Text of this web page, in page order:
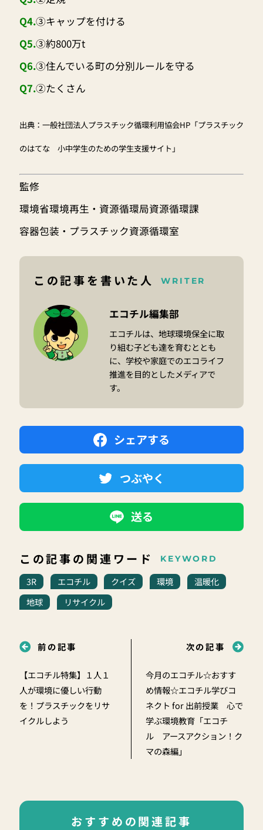
Q4.③キャップを付ける
Q5.③約800万t
Q6.③住んでいる町の分別ルールを守る
Q7.②たくさん
出典：一般社団法人プラスチック循環利用協会HP「プラスチック
のはてな 小中学生のための学生支援サイト」
監修
環境省環境再生・資源循環局資源循環課
容器包装・プラスチック資源循環室
この記事を書いた人 WRITER
エコチル編集部
エコチルは、地球環境保全に取
り組む子ども達を育むととも
に、学校や家庭でのエコライフ
推進を目的としたメディアで
す。
シェアする
つぶやく
送る
この記事の関連ワード KEYWORD
3R エコチル クイズ 環境
温暖化
地球
リサイクル
前の記事
【エコチル特集】１人１
人が環境に優しい行動
を！プラスチックをリサ
イクルしよう
次の記事
今月のエコチル☆おすす
め情報☆エコチル学びコ
ネクト for 出前授業 心で
学ぶ環境教育「エコチ
ル アースアクション！ク
マの森編」
おすすめの関連記事